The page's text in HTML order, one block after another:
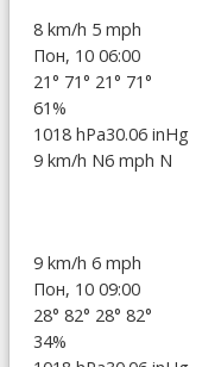
8 km/h 5 mph
Пон, 10 06:00
21° 71° 21° 71°
61%
1018 hPa30.06 inHg
9 km/h N6 mph N
9 km/h 6 mph
Пон, 10 09:00
28° 82° 28° 82°
34%